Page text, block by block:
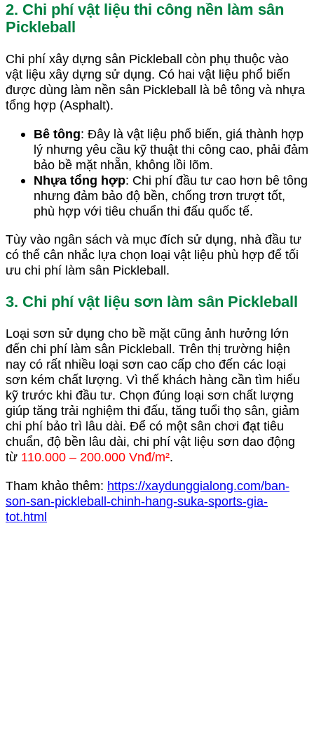
2. Chi phí vật liệu thi công nền làm sân
Pickleball
Chi phí xây dựng sân Pickleball còn phụ thuộc vào
vật liệu xây dựng sử dụng. Có hai vật liệu phổ biến
được dùng làm nền sân Pickleball là bê tông và nhựa
tổng hợp (Asphalt).
Bê tông: Đây là vật liệu phổ biến, giá thành hợp
lý nhưng yêu cầu kỹ thuật thi công cao, phải đảm
bảo bề mặt nhẵn, không lồi lõm.
Nhựa tổng hợp: Chi phí đầu tư cao hơn bê tông
nhưng đảm bảo độ bền, chống trơn trượt tốt,
phù hợp với tiêu chuẩn thi đấu quốc tế.
Tùy vào ngân sách và mục đích sử dụng, nhà đầu tư
có thể cân nhắc lựa chọn loại vật liệu phù hợp để tối
ưu chi phí làm sân Pickleball.
3. Chi phí vật liệu sơn làm sân Pickleball
Loại sơn sử dụng cho bề mặt cũng ảnh hưởng lớn
đến chi phí làm sân Pickleball. Trên thị trường hiện
nay có rất nhiều loại sơn cao cấp cho đến các loại
sơn kém chất lượng. Vì thế khách hàng cần tìm hiểu
kỹ trước khi đầu tư. Chọn đúng loại sơn chất lượng
giúp tăng trải nghiệm thi đấu, tăng tuổi thọ sân, giảm
chi phí bảo trì lâu dài. Để có một sân chơi đạt tiêu
chuẩn, độ bền lâu dài, chi phí vật liệu sơn dao động
từ 110.000 – 200.000 Vnđ/m².
Tham khảo thêm: https://xaydunggialong.com/ban-
son-san-pickleball-chinh-hang-suka-sports-gia-
tot.html